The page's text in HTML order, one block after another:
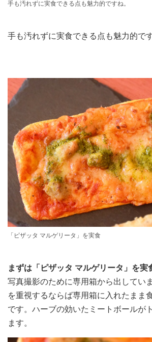
手も汚れずに実食できる点も魅力的ですね。
手も汚れずに実食できる点も魅力的です
「ピザッタ マルゲリータ」を実食
まずは「ピザッタ マルゲリータ」を実
写真撮影のために専用箱から出してい
を重視するならば専用箱に入れたまま
です。ハーブの効いたミートボールが
ます。